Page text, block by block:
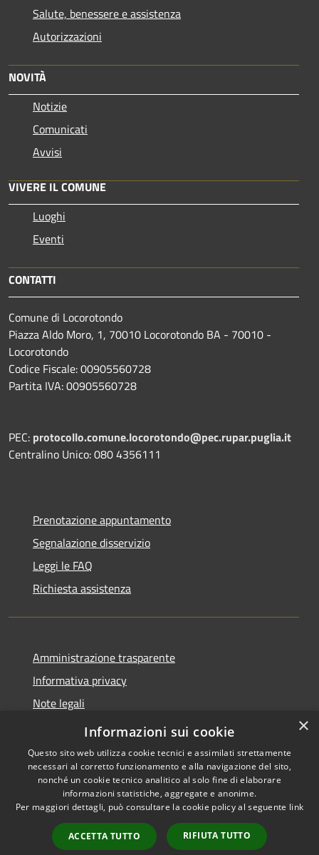
Salute, benessere e assistenza
Autorizzazioni
NOVITÀ
Notizie
Comunicati
Avvisi
VIVERE IL COMUNE
Luoghi
Eventi
CONTATTI
Comune di Locorotondo
Piazza Aldo Moro, 1, 70010 Locorotondo BA - 70010 -
Locorotondo
Codice Fiscale: 00905560728
Partita IVA: 00905560728
PEC: protocollo.comune.locorotondo@pec.rupar.puglia.it
Centralino Unico: 080 4356111
Prenotazione appuntamento
Segnalazione disservizio
Leggi le FAQ
Richiesta assistenza
Amministrazione trasparente
Informativa privacy
Note legali
Dichiarazione di accessibilità
Accessibilità
Copyright © 2026 • Comune di
Locorotondo • Powered by
Municipium•
Accesso
redazione
×
Informazioni sui cookie
Questo sito web utilizza cookie tecnici e assimilati strettamente
necessari al corretto funzionamento e alla navigazione del sito,
nonché un cookie tecnico analitico al solo fine di elaborare
informazioni statistiche, aggregate e anonime.
Per maggiori dettagli, può consultare la cookie policy al seguente link
ACCETTA TUTTO RIFIUTA TUTTO